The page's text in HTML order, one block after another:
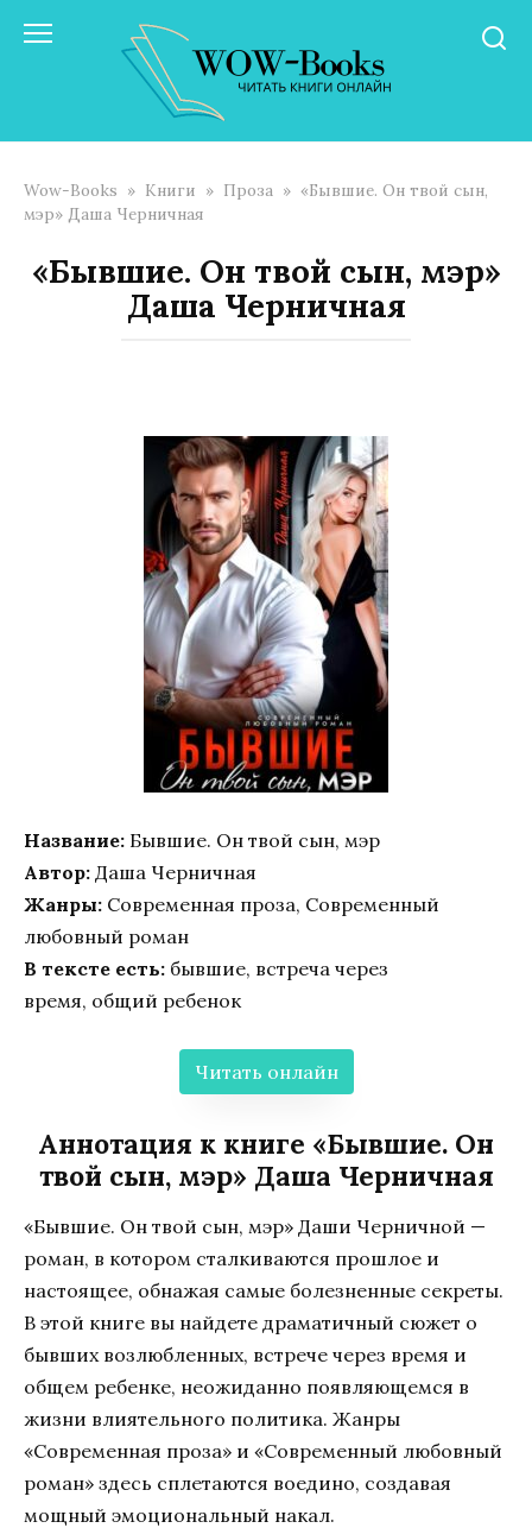
Wow-Books » Книги » Проза » «Бывшие. Он твой сын,
мэр» Даша Черничная
«Бывшие. Он твой сын, мэр»
Даша Черничная
Название: Бывшие. Он твой сын, мэр
Автор: Даша Черничная
Жанры: Современная проза, Современный
любовный роман
В тексте есть: бывшие, встреча через
время, общий ребенок
Читать онлайн
Аннотация к книге «Бывшие. Он
твой сын, мэр» Даша Черничная
«Бывшие. Он твой сын, мэр» Даши Черничной —
роман, в котором сталкиваются прошлое и
настоящее, обнажая самые болезненные секреты.
В этой книге вы найдете драматичный сюжет о
бывших возлюбленных, встрече через время и
общем ребенке, неожиданно появляющемся в
жизни влиятельного политика. Жанры
«Современная проза» и «Современный любовный
роман» здесь сплетаются воедино, создавая
мощный эмоциональный накал.